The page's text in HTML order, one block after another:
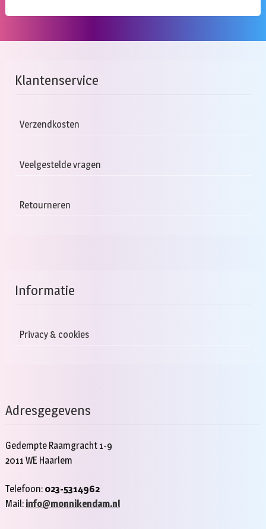
Klantenservice
Verzendkosten
Veelgestelde vragen
Retourneren
Informatie
Privacy & cookies
Adresgegevens
Gedempte Raamgracht 1-9
2011 WE Haarlem
Telefoon: 023-5314962
Mail: info@monnikendam.nl